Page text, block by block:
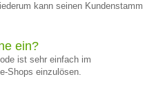
kann seinen Kundenstamm
ein?
ist sehr einfach im
Shops einzulösen.